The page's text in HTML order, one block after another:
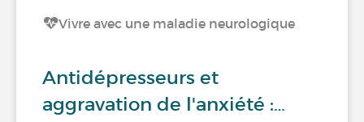
Vivre avec une maladie neurologique
Antidépresseurs et
aggravation de l'anxiété :…